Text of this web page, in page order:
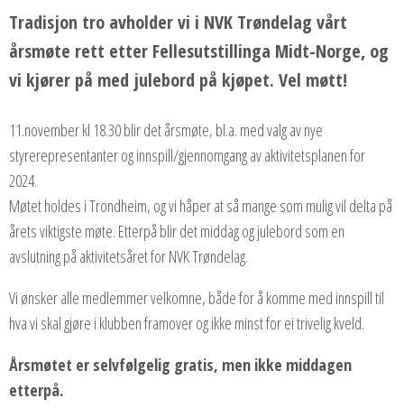
Tradisjon tro avholder vi i NVK Trøndelag vårt
årsmøte rett etter Fellesutstillinga Midt-Norge, og
vi kjører på med julebord på kjøpet. Vel møtt!
11.november kl 18.30 blir det årsmøte, bl.a. med valg av nye
styrerepresentanter og innspill/gjennomgang av aktivitetsplanen for
2024.
Møtet holdes i Trondheim, og vi håper at så mange som mulig vil delta på
årets viktigste møte. Etterpå blir det middag og julebord som en
avslutning på aktivitetsåret for NVK Trøndelag.
Vi ønsker alle medlemmer velkomne, både for å komme med innspill til
hva vi skal gjøre i klubben framover og ikke minst for ei trivelig kveld.
Årsmøtet er selvfølgelig gratis, men ikke middagen
etterpå.